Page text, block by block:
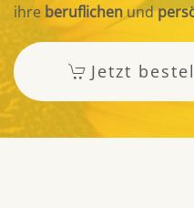
ihre beruflichenund
Jetzt